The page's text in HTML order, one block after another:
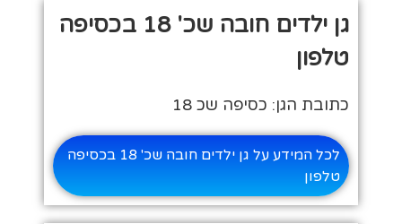
גן ילדים חובה שכ' 18 בכסיפה
טלפון
כתובת הגן: כסיפה שכ 18
לכל המידע על גן ילדים חובה שכ' 18 בכסיפה
טלפון